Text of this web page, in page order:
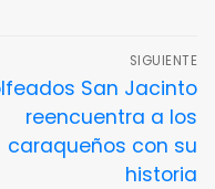
SIGUIENTE
San Jacinto
reencuentra a los
caraqueños con su
historia